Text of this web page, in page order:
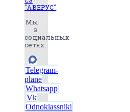
"АВЕРУС"
Мы
в
социальных
сетях:
Telegram-
plane
Whatsapp
Vk
Odnoklassniki